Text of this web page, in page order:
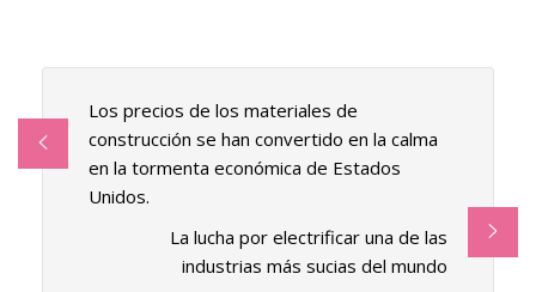
Los precios de los materiales de
construcción se han convertido en la calma
en la tormenta económica de Estados
Unidos.
La lucha por electrificar una de las
industrias más sucias del mundo